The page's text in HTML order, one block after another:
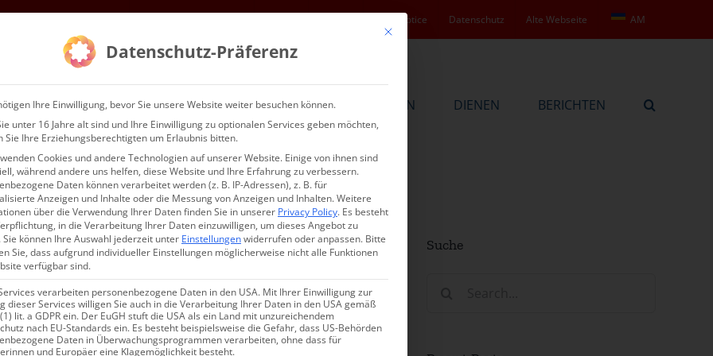
Legal notice Datenschutz Alte Webseite AM
WIR… BEKENNEN DIENEN BERICHTEN
մաղթանք Քէօլնի
Suche
Mit diesem Button wird der Dialog geschlossen. Seine Funktionalität ist
Datenschutz-Präferenz
Ihre Einwilligung, bevor Sie unsere Website weiter besuchen können.
unter 16 Jahre alt sind und Ihre Einwilligung zu optionalen Services geben möchten,
Sie Ihre Erziehungsberechtigten um Erlaubnis bitten.
Cookies und andere Technologien auf unserer Website. Einige von ihnen sind
während andere uns helfen, diese Website und Ihre Erfahrung zu verbessern.
Daten können verarbeitet werden (z. B. IP-Adressen), z. B. für
Anzeigen und Inhalte oder die Messung von Anzeigen und Inhalten.Weitere
über die Verwendung Ihrer Daten finden Sie in unserer Privacy Policy. Es besteht
in die Verarbeitung Ihrer Daten einzuwilligen, um dieses Angebot zu
Sie können Ihre Auswahl jederzeit unter Einstellungenwiderrufen oder anpassen. Bitte
Sie, dass aufgrund individueller Einstellungen möglicherweise nicht alle Funktionen
verfügbar sind.
verarbeiten personenbezogene Daten in den USA. Mit Ihrer Einwilligung zur
dieser Services willigen Sie auch in die Verarbeitung Ihrer Daten in den USA gemäß
lit. a GDPR ein. Der EuGH stuft die USA als ein Land mit unzureichendem
nach EU-Standards ein. Es besteht beispielsweise die Gefahr, dass US-Behörden
Daten in Überwachungsprogrammen verarbeiten, ohne dass für
und Europäer eine Klagemöglichkeit besteht.